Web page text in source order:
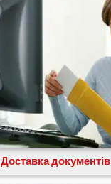
Доставка документів